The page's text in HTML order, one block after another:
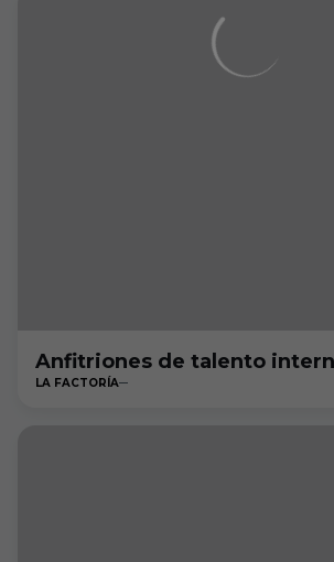
Anfitriones de talento
LA FACTORÍA